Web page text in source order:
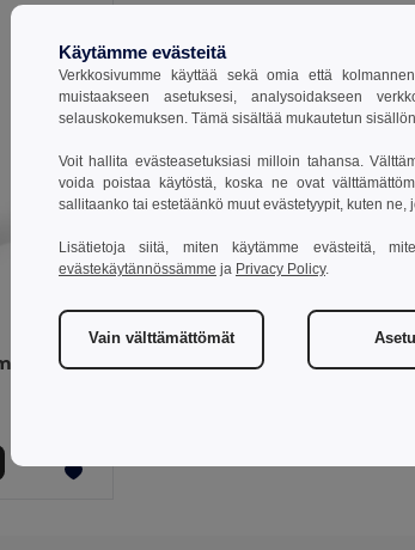
Kaksiseinäinen, vuotamaton PP-matkamuki
Käytämme evästeitä
Verkkosivumme käyttää sekä omia että
muistaakseen asetuksesi, analysoidakseen
selauskokemuksen. Tämä sisältää mukautetun
Voit hallita evästeasetuksiasi milloin tahansa.
voida poistaa käytöstä, koska ne ovat
sallitaanko tai estetäänkö muut evästetyypit, kuten
Lisätietoja siitä, miten käytämme evästeitä,
evästekäytännössämme ja Privacy Policy.
Vain välttämättömät